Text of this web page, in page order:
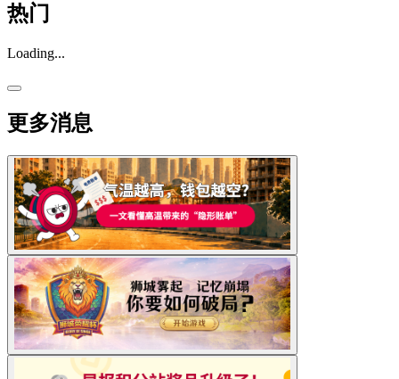
热门
Loading...
更多消息